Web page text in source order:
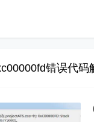
错误代码